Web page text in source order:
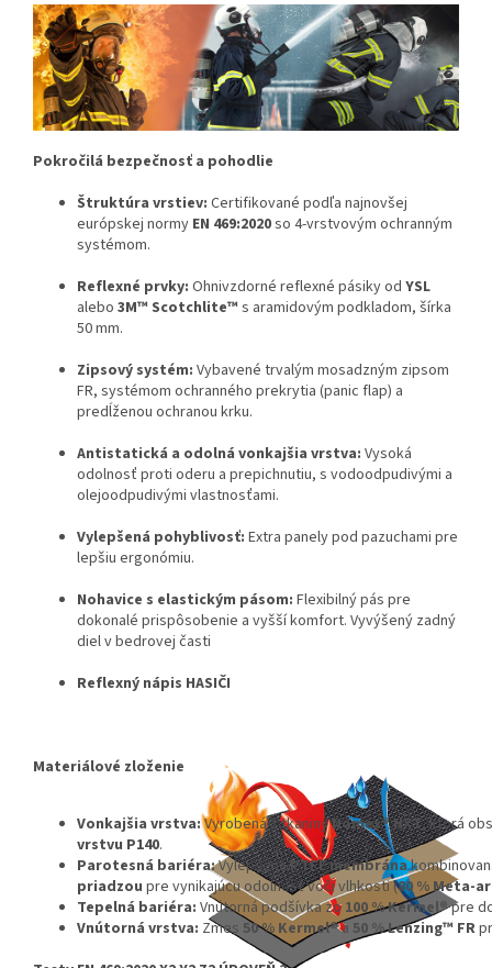
Pokročilá bezpečnosť a pohodlie
Štruktúra vrstiev: Certifikované podľa najnovšej
európskej normy EN 469:2020so 4-vrstvovým ochranným
systémom.
Reflexné prvky: Ohnivzdorné reflexné pásiky od YSL
alebo 3M™ Scotchlite™ s aramidovým podkladom, šírka
50 mm.
Zipsový systém: Vybavené trvalým mosadzným zipsom
FR, systémom ochranného prekrytia (panic flap) a
predĺženou ochranou krku.
Antistatická a odolná vonkajšia vrstva: Vysoká
odolnosť proti oderu a prepichnutiu, s vodoodpudivými a
olejoodpudivými vlastnosťami.
Vylepšená pohyblivosť: Extra panely pod pazuchami pre
lepšiu ergonómiu.
Nohavice s elastickým pásom: Flexibilný pás pre
dokonalé prispôsobenie a vyšší komfort. Vyvýšený zadný
diel v bedrovej časti
Reflexný nápis HASIČI
Materiálové zloženie
Vonkajšia vrstva:Vyrobená z tkaninyNomex®️ NXT, ktorá
vrstvu P140.
Parotesná bariéra:VylepšenáPTFE membrána
priadzou pre vynikajúcu odolnosť voči vlhkosti (80 % Meta-
Tepelná bariéra: Vnútorná podšívka zo 100 % Kermel®pre
Vnútorná vrstva: Zmes 50 % Kermel®a 50 % Lenzing™ FR